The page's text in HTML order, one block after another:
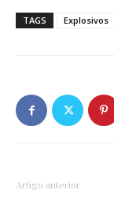
TAGS Explosivos
Artigo anterior